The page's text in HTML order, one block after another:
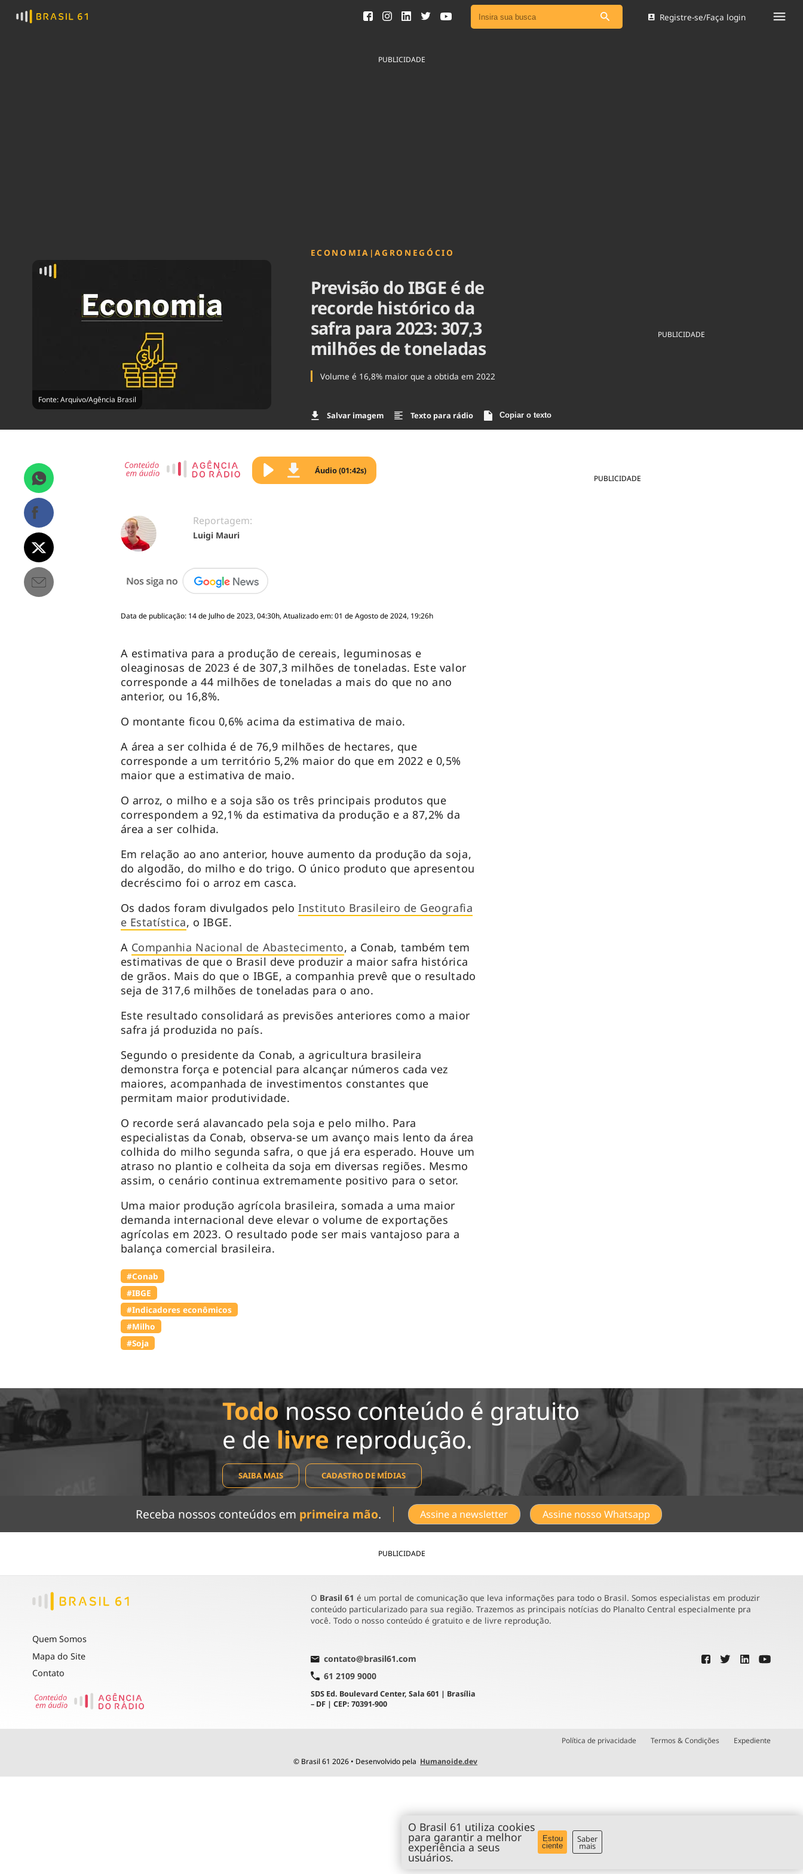
Ver todas as notícias
Registre-se/Faça login
PUBLICIDADE
Fonte: Arquivo/Agência Brasil
ECONOMIA |AGRONEGÓCIO
Previsão do IBGE é de
recorde histórico da
safra para 2023: 307,3
milhões de toneladas
Volume é 16,8% maior que a obtida em 2022
Salvar imagem Texto para rádio Copiar o texto
PUBLICIDADE
PUBLICIDADE
Áudio (01:42s)
Reportagem:
Luigi Mauri
Data de publicação: 14 de Julho de 2023, 04:30h, Atualizado em: 01 de Agosto de 2024, 19:26h
A estimativa para a produção de cereais, leguminosas e
oleaginosas de 2023 é de 307,3 milhões de toneladas. Este valor
corresponde a 44 milhões de toneladas a mais do que no ano
anterior, ou 16,8%.
O montante ficou 0,6% acima da estimativa de maio.
A área a ser colhida é de 76,9 milhões de hectares, que
corresponde a um território 5,2% maior do que em 2022 e 0,5%
maior que a estimativa de maio.
O arroz, o milho e a soja são os três principais produtos que
correspondem a 92,1% da estimativa da produção e a 87,2% da
área a ser colhida.
Em relação ao ano anterior, houve aumento da produção da soja,
do algodão, do milho e do trigo. O único produto que apresentou
decréscimo foi o arroz em casca.
Os dados foram divulgados peloInstituto Brasileiro de Geografia
e Estatística, o IBGE.
A Companhia Nacional de Abastecimento, a Conab, também tem
estimativas de que o Brasil deve produzir a maior safra histórica
de grãos. Mais do que o IBGE, a companhia prevê que o resultado
seja de 317,6 milhões de toneladas para o ano.
Este resultado consolidará as previsões anteriores como a maior
safra já produzida no país.
Segundo o presidente da Conab, a agricultura brasileira
demonstra força e potencial para alcançar números cada vez
maiores, acompanhada de investimentos constantes que
permitam maior produtividade.
O recorde será alavancado pela soja e pelo milho. Para
especialistas da Conab, observa-se um avanço mais lento da área
colhida do milho segunda safra, o que já era esperado. Houve um
atraso no plantio e colheita da soja em diversas regiões. Mesmo
assim, o cenário continua extremamente positivo para o setor.
Uma maior produção agrícola brasileira, somada a uma maior
demanda internacional deve elevar o volume de exportações
agrícolas em 2023. O resultado pode ser mais vantajoso para a
balança comercial brasileira.
#Conab
#IBGE
#Indicadores econômicos
#Milho
#Soja
Todonosso conteúdo é gratuito
e de livre reprodução.
SAIBA MAIS CADASTRO DE MÍDIAS
Receba nossos conteúdos em primeira mão. Assine a newsletter Assine nosso Whatsapp
PUBLICIDADE
Quem Somos
Mapa do Site
Contato
O Brasil 61 é um portal de comunicação que leva informações para todo o Brasil. Somos especialistas em produzir
conteúdo particularizado para sua região. Trazemos as principais notícias do Planalto Central especialmente pra
você. Todo o nosso conteúdo é gratuito e de livre reprodução.
contato@brasil61.com
61 2109 9000
SDS Ed. Boulevard Center, Sala 601 | Brasília
– DF | CEP: 70391-900
Política de privacidade Termos & Condições Expediente
© Brasil 61 2026 • Desenvolvido pela Humanoide.dev
O Brasil 61 utiliza cookies
para garantir a melhor
experiência a seus
usuários.
Estou
ciente
Saber
mais